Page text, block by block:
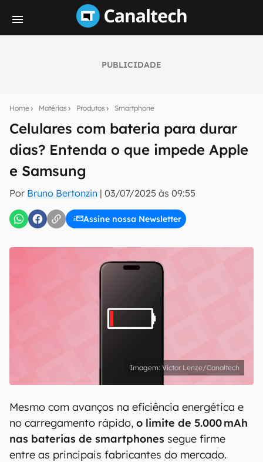
PUBLICIDADE
Home Matérias Produtos Smartphone
Celulares com bateria para durar
dias? Entenda o que impede Apple
e Samsung
Por Bruno Bertonzin | 03/07/2025 às 09:55
Assine nossa Newsletter
notícias e reviews sobre tecnologia em primeira
mão.
E-mail
inscreva-se
Uso e Política de Privacidade do Canaltech.
Victor Lenze/Canaltech
Mesmo com avanços na eficiência energética e
no carregamento rápido, o limite de 5.000 mAh
nas baterias de smartphones segue firme
entre as principais fabricantes do mercado.